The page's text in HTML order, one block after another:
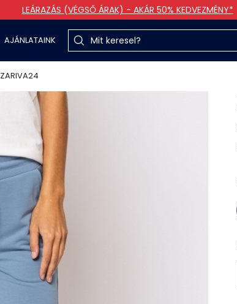
LEÁRAZÁS (VÉGSŐ ÁRAK) - AKÁR 50% KEDVEZMÉNY*
AJÁNLATAINK
ZARIVA24